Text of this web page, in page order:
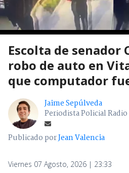
Escolta de
robo de auto en
que computador
Jaime Sepúlveda
Periodista Policial
Publicado porJean Valencia
Viernes 07 Agosto, 2026 | 23:33